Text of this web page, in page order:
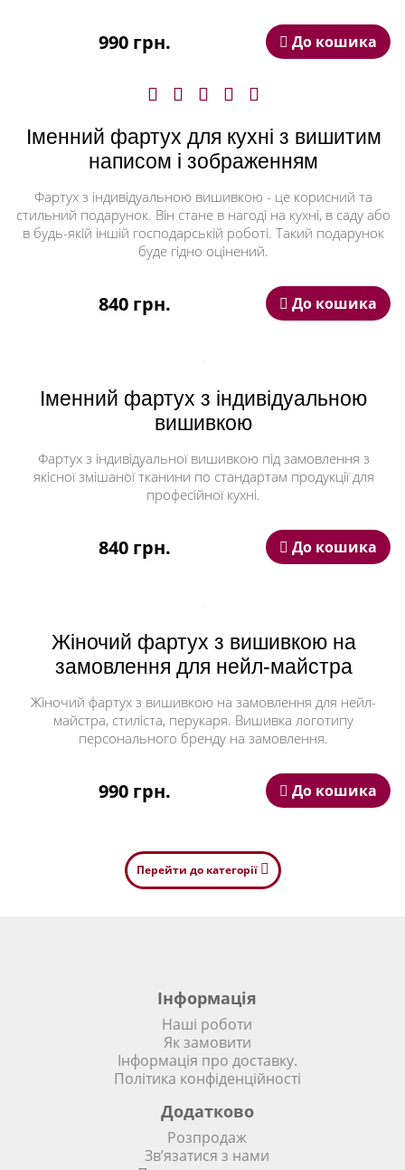
вишивками, які нададуть елегантність вашому образу
логотипів на замовлення від 1 штуки. Це ідеальний
персоналізований подарунок для бізнес-партнера.
Оберіть стиль, колір та дизайн - решта залишайте нас.
Ми гарантуємо, що кожен фартук з вишивкою буде
унікальним і підкреслить ваш індивідуальний стиль.
990 грн. До кошика
Іменний фартух для кухні з вишитим
написом і зображенням
Фартух з індивідуальною вишивкою - це корисний та
стильний подарунок. Він стане в нагоді на кухні, в саду або
в будь-якій іншій господарській роботі. Такий подарунок
буде гідно оцінений.
840 грн. До кошика
Іменний фартух з індивідуальною
вишивкою
Фартух з індивідуальної вишивкою під замовлення з
якісної змішаної тканини по стандартам продукції для
професійної кухні.
840 грн. До кошика
Жіночий фартух з вишивкою на
замовлення для нейл-майстра
Жіночий фартух з вишивкою на замовлення для нейл-
майстра, стиліста, перукаря. Вишивка логотипу
персонального бренду на замовлення.
990 грн. До кошика
Перейти до категорії
Інформація
Наші роботи
Як замовити
Інформація про доставку.
Політика конфіденційності
Додатково
Розпродаж
Зв’язатися з нами